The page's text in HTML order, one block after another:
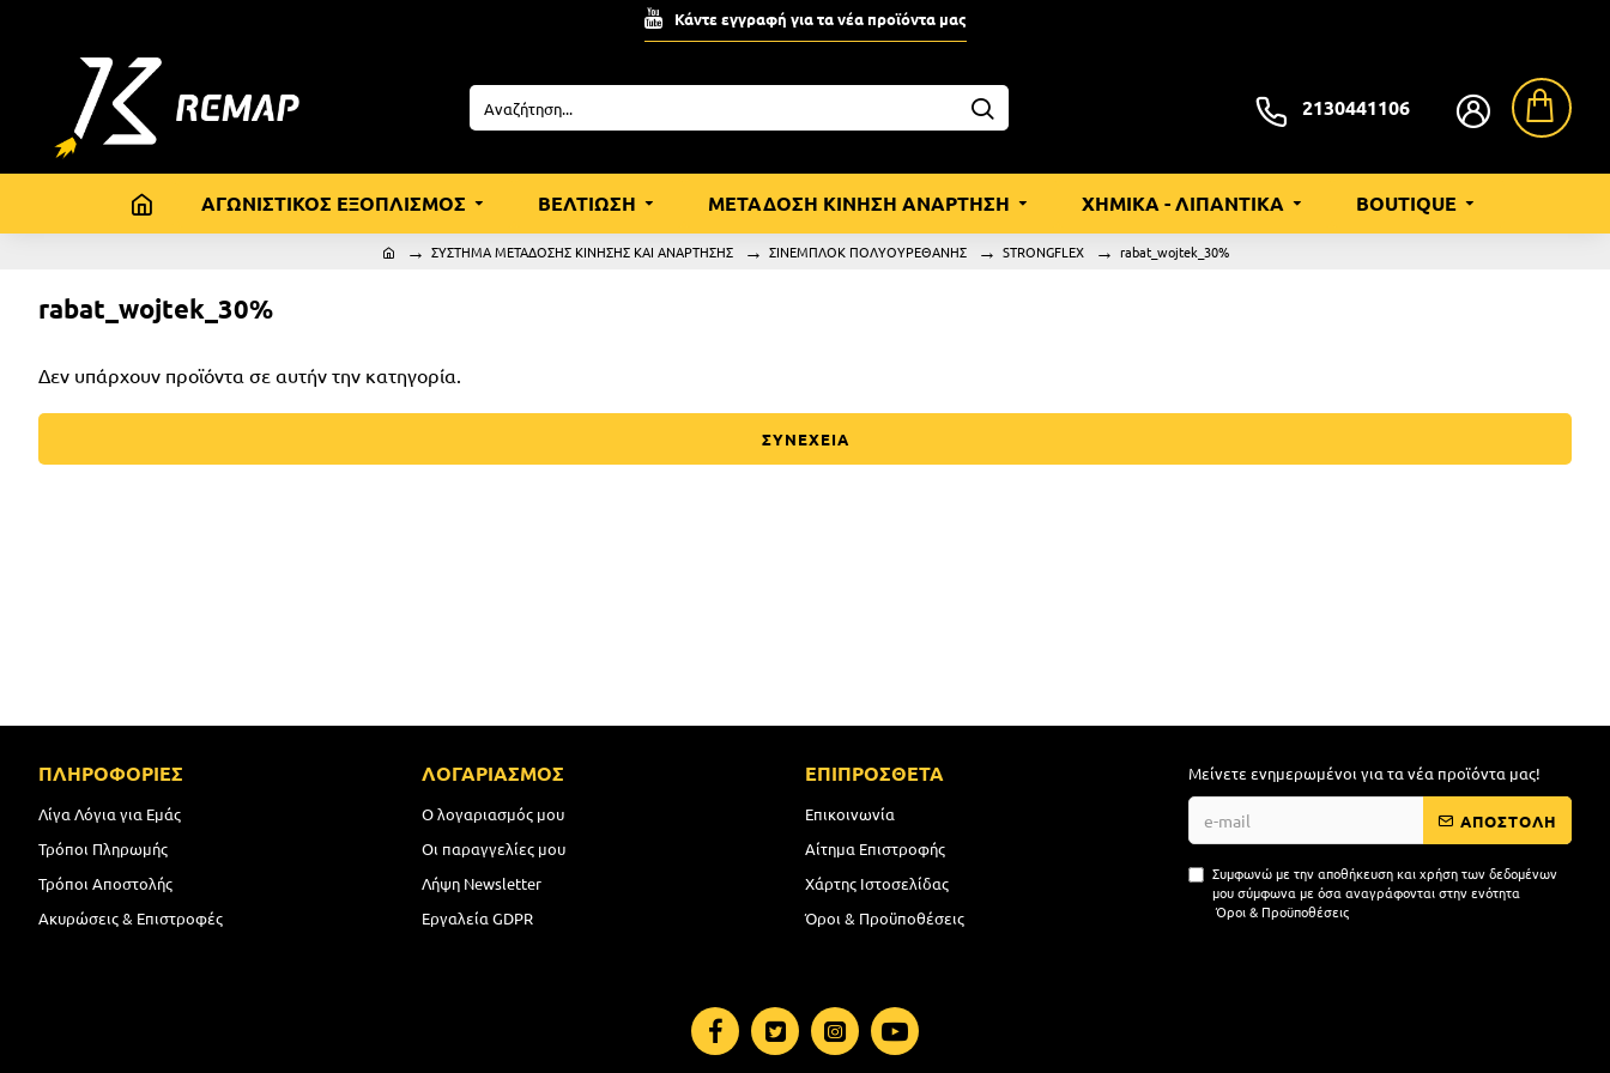
Κάντε εγγραφή για τα νέα προϊόντα μας
2130441106
ΑΓΩΝΙΣΤΙΚΟΣ ΕΞΟΠΛΙΣΜΟΣ ΒΕΛΤΙΩΣΗ ΜΕΤΑΔΟΣΗ ΚΙΝΗΣΗ ΑΝΑΡΤΗΣΗ ΧΗΜΙΚΑ - ΛΙΠΑΝΤΙΚΑ BOUTIQUE
ΣΥΣΤΗΜΑ ΜΕΤΑΔΟΣΗΣ ΚΙΝΗΣΗΣ ΚΑΙ ΑΝΑΡΤΗΣΗΣ ΣΙΝΕΜΠΛΟΚ ΠΟΛΥΟΥΡΕΘΑΝΗΣ STRONGFLEX rabat_wojtek_30%
rabat_wojtek_30%
Δεν υπάρχουν προϊόντα σε αυτήν την κατηγορία.
ΣΥΝΕΧΕΙΑ
ΠΛΗΡΟΦΟΡΙΕΣ
Λίγα Λόγια για Εμάς
Τρόποι Πληρωμής
Τρόποι Αποστολής
Ακυρώσεις & Επιστροφές
ΛΟΓΑΡΙΑΣΜΟΣ
Ο λογαριασμός μου
Οι παραγγελίες μου
Λήψη Newsletter
Εργαλεία GDPR
ΕΠΙΠΡΟΣΘΕΤΑ
Επικοινωνία
Αίτημα Επιστροφής
Χάρτης Ιστοσελίδας
Όροι & Προϋποθέσεις
Μείνετε ενημερωμένοι για τα νέα προϊόντα μας!
ΑΠΟΣΤΟΛΗ
Συμφωνώ με την αποθήκευση και χρήση των δεδομένων
μου σύμφωνα με όσα αναγράφονται στην ενότητα
Όροι & Προϋποθέσεις